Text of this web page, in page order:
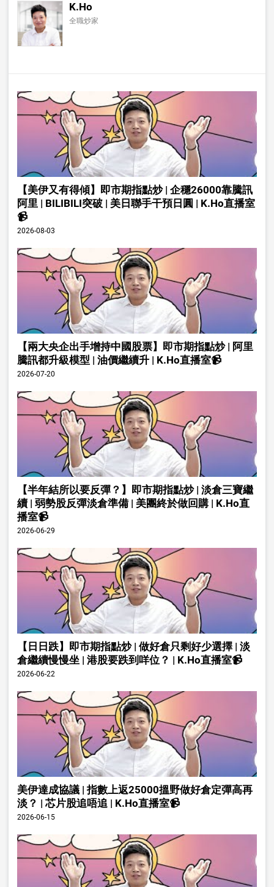
K.Ho
全職炒家
【美伊又有得傾】即市期指點炒 | 企穩26000靠騰訊
阿里 | BILIBILI突破 | 美日聯手干預日圓 | K.Ho直播室
📹
2026-08-03
【兩大央企出手增持中國股票】即市期指點炒 | 阿里
騰訊都升級模型 | 油價繼續升 | K.Ho直播室📹
2026-07-20
【半年結所以要反彈？】即市期指點炒 | 淡倉三寶繼
續 | 弱勢股反彈淡倉準備 | 美團終於做回購 | K.Ho直
播室📹
2026-06-29
【日日跌】即市期指點炒 | 做好倉只剩好少選擇 | 淡
倉繼續慢慢坐 | 港股要跌到咩位？ | K.Ho直播室📹
2026-06-22
美伊達成協議 | 指數上返25000搵野做好倉定彈高再
淡？ | 芯片股追唔追 | K.Ho直播室📹
2026-06-15